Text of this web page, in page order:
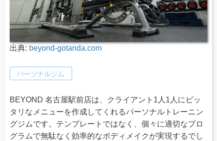
出典: beyond-gotanda.com
パーソナルジム
BEYOND 名古屋駅前店は、クライアント1人1人にピッ
タリなメニューを作成してくれるパーソナルトレーニン
グジムです。テンプレートではなく、個々に適切なプロ
グラムで無駄なく効率的なボディメイクが実現するでし